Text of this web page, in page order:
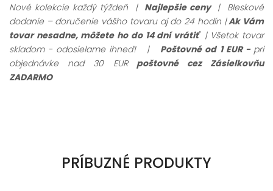
Nové kolekcie každý týždeň |Najlepšie ceny | Bleskové
dodanie – doručenie vášho tovaru aj do 24 hodín |Ak Vám
tovar nesadne, môžete ho do 14 dní vrátiť | Všetok tovar
skladom - odosielame ihneď!
| Poštovné od 1 EUR - pri
objednávke nad 30 EURpoštovné cez Zásielkovňu
ZADARMO
PRÍBUZNÉ PRODUKTY